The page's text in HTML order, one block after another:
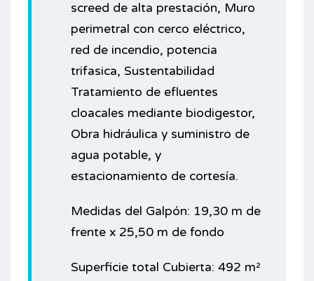
screed de alta prestación, Muro
perimetral con cerco eléctrico,
red de incendio, potencia
trifasica, Sustentabilidad
Tratamiento de efluentes
cloacales mediante biodigestor,
Obra hidráulica y suministro de
agua potable, y
estacionamiento de cortesía.
Medidas del Galpón: 19,30 m de
frente x 25,50 m de fondo
Superficie total Cubierta: 492 m²